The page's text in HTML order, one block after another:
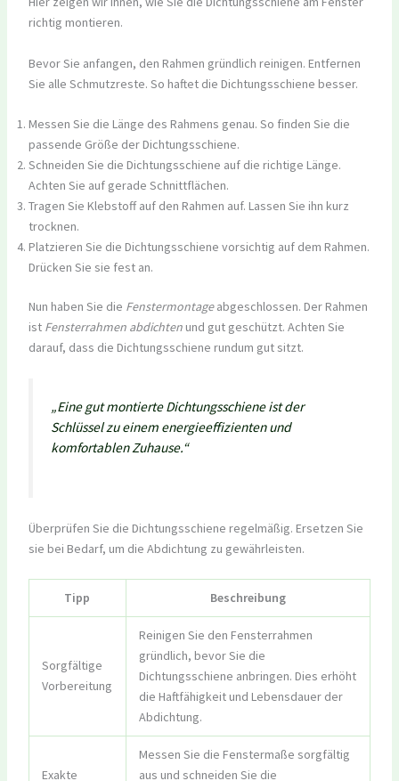
richtig montieren.
Bevor Sie anfangen, den Rahmen gründlich reinigen. Entfernen
Sie alle Schmutzreste. So haftet die Dichtungsschiene besser.
Messen Sie die Länge des Rahmens genau. So finden Sie die
passende Größe der Dichtungsschiene.
Schneiden Sie die Dichtungsschiene auf die richtige Länge.
Achten Sie auf gerade Schnittflächen.
Tragen Sie Klebstoff auf den Rahmen auf. Lassen Sie ihn kurz
trocknen.
Platzieren Sie die Dichtungsschiene vorsichtig auf dem Rahmen.
Drücken Sie sie fest an.
Nun haben Sie die Fenstermontageabgeschlossen. Der Rahmen
ist Fensterrahmen abdichtenund gut geschützt. Achten Sie
darauf, dass die Dichtungsschiene rundum gut sitzt.
„Eine gut montierte Dichtungsschiene ist der
Schlüssel zu einem energieeffizienten und
komfortablen Zuhause.“
Überprüfen Sie die Dichtungsschiene regelmäßig. Ersetzen Sie
sie bei Bedarf, um die Abdichtung zu gewährleisten.
Tipp Beschreibung
Sorgfältige
Vorbereitung
Reinigen Sie den Fensterrahmen
gründlich, bevor Sie die
Dichtungsschiene anbringen. Dies erhöht
die Haftfähigkeit und Lebensdauer der
Abdichtung.
Exakte
Messen Sie die Fenstermaße sorgfältig
aus und schneiden Sie die